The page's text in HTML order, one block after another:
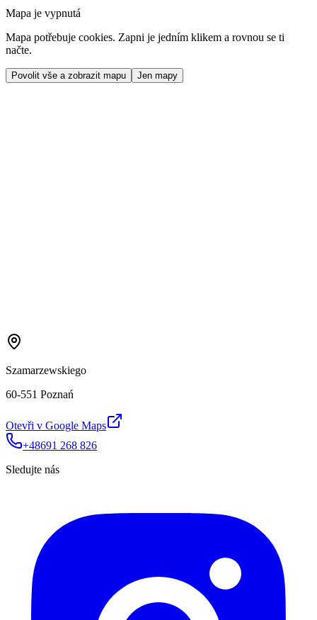
Mapa je vypnutá
Mapa potřebuje cookies. Zapni je jedním klikem a rovnou se ti
načte.
Povolit vše a zobrazit mapu Jen mapy
Szamarzewskiego
60-551 Poznań
Otevři v Google Maps
+48691 268 826
Sledujte nás